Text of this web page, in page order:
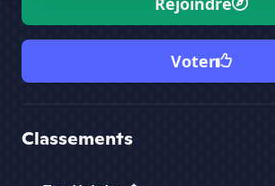
Voter
Classements